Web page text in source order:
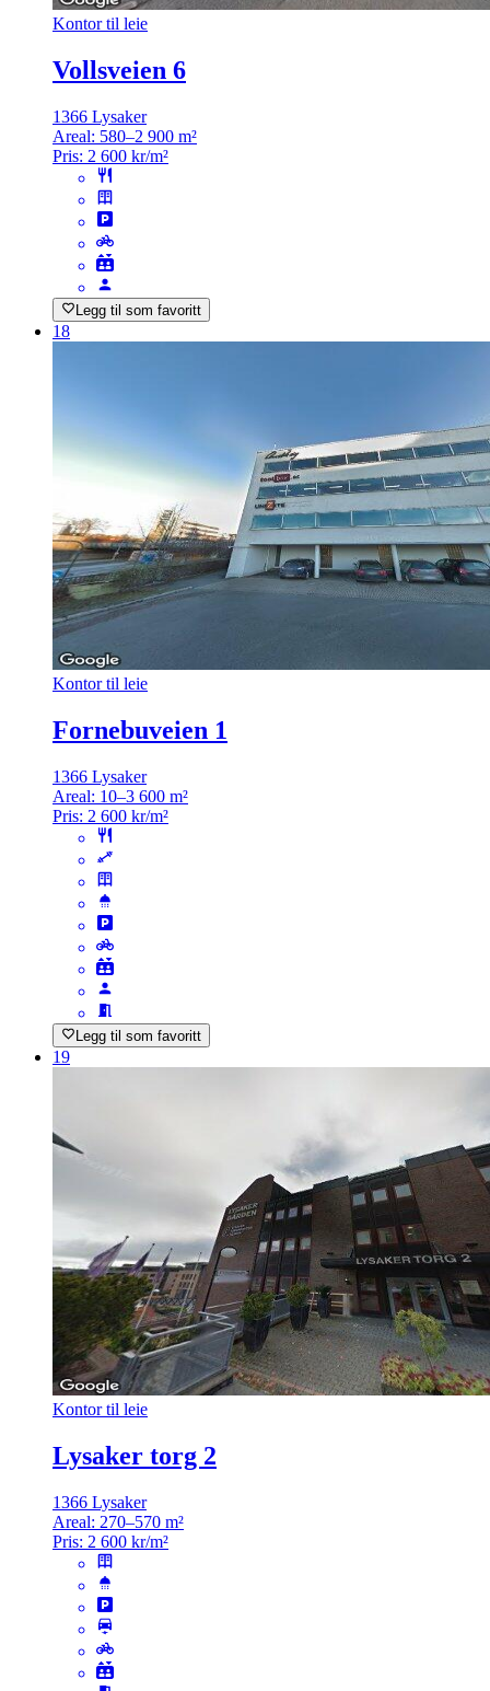
Kontor til leie
Vollsveien 6
1366 Lysaker
Areal: 580–2 900 m²
Pris: 2 600 kr/m²
Legg til som favoritt
18
Kontor til leie
Fornebuveien 1
1366 Lysaker
Areal: 10–3 600 m²
Pris: 2 600 kr/m²
Legg til som favoritt
19
Kontor til leie
Lysaker torg 2
1366 Lysaker
Areal: 270–570 m²
Pris: 2 600 kr/m²